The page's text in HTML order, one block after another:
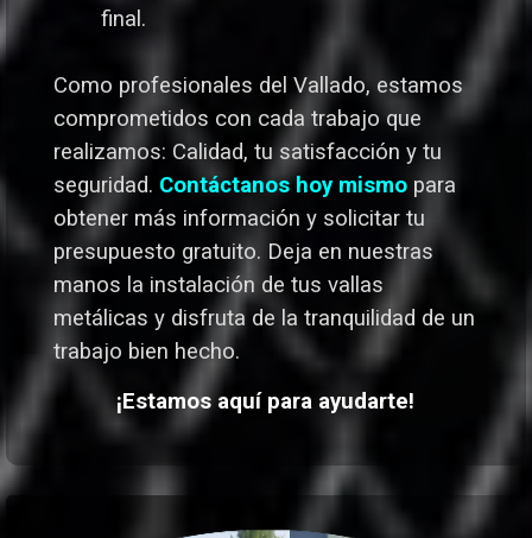
final.
Como profesionales del Vallado, estamos
comprometidos con cada trabajo que
realizamos: Calidad, tu satisfacción y tu
seguridad. Contáctanos hoy mismo para
obtener más información y solicitar tu
presupuesto gratuito. Deja en nuestras
manos la instalación de tus vallas
metálicas y disfruta de la tranquilidad de un
trabajo bien hecho.
¡Estamos aquí para ayudarte!